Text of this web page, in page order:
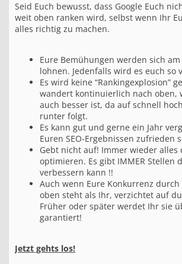
Seid Euch bewusst, dass Google Euch
weit oben ranken wird, selbst wenn Ihr
alles richtig zu machen.
Eure Bemühungen werden sich
lohnen. Jedenfalls wird es euch so
Es wird keine “Rankingexplosion”
wandert kontinuierlich nach oben,
auch besser ist, da auf schnell
runter folgt.
Es kann gut und gerne ein Jahr
Euren SEO-Ergebnissen zufrieden
Gebt nicht auf! Immer wieder alles
optimieren. Es gibt IMMER Stellen
verbessern kann !!
Auch wenn Eure Konkurrenz
oben steht als Ihr, verzichtet auf
Früher oder später werdet Ihr sie
garantiert!
Jetzt gehts los!